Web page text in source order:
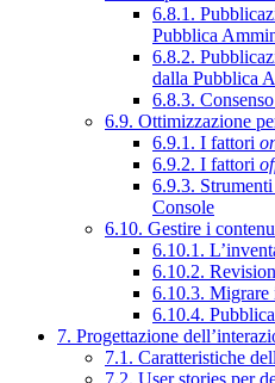
6.8.1.
Pubblica
6.8.2.
dalla Pubblica
6.8.3.
6.9. Ottimizzazione
6.9.1. I fattori
6.9.2. I fattori
6.9.3.
Console
6.10. Gestire i
6.10.1.
6.10.2.
6.10.3. Migrare
6.10.4.
7. Progettazione
7.1. Caratteristiche
7.2. User stories per